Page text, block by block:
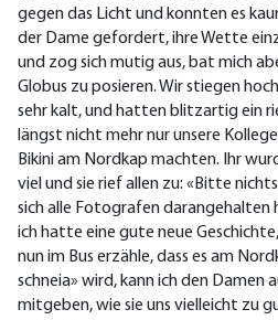
gegen das Licht und konnten es
der Dame gefordert, ihre Wette
und zog sich mutig aus, bat mich
Globus zu posieren. Wir stiegen
sehr kalt, und hatten blitzartig ein
längst nicht mehr nur unsere
Bikini am Nordkap machten. Ihr
viel und sie rief allen zu: «Bitte
sich alle Fotografen darangehalten
ich hatte eine gute neue
nun im Bus erzähle, dass es am
schneia» wird, kann ich den Damen
mitgeben, wie sie uns vielleicht zu